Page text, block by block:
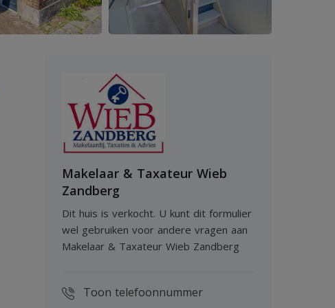
Makelaar & Taxateur Wieb
Zandberg
Dit huis is verkocht. U kunt dit formulier
wel gebruiken voor andere vragen aan
Makelaar & Taxateur Wieb Zandberg
Toon telefoonnummer